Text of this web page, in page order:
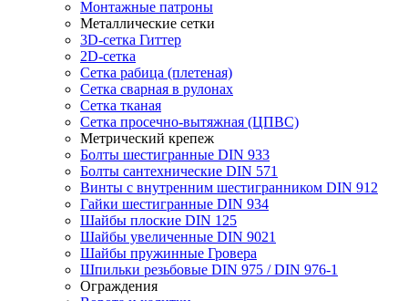
Монтажные патроны
Металлические сетки
3D-сетка Гиттер
2D-сетка
Сетка рабица (плетеная)
Сетка сварная в рулонах
Сетка тканая
Сетка просечно-вытяжная (ЦПВС)
Метрический крепеж
Болты шестигранные DIN 933
Болты сантехнические DIN 571
Винты с внутренним шестигранником DIN 912
Гайки шестигранные DIN 934
Шайбы плоские DIN 125
Шайбы увеличенные DIN 9021
Шайбы пружинные Гровера
Шпильки резьбовые DIN 975 / DIN 976-1
Ограждения